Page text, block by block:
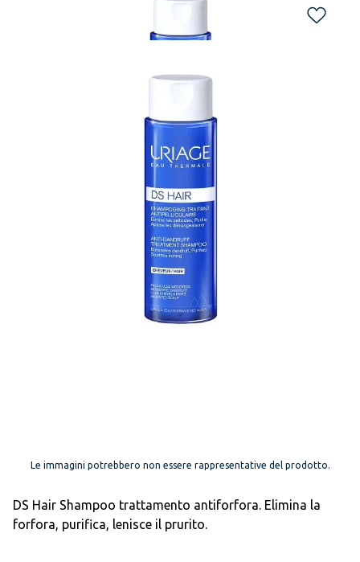
Le immagini potrebbero non essere rappresentative del prodotto.
DS Hair Shampoo trattamento antiforfora. Elimina la
forfora, purifica, lenisce il prurito.